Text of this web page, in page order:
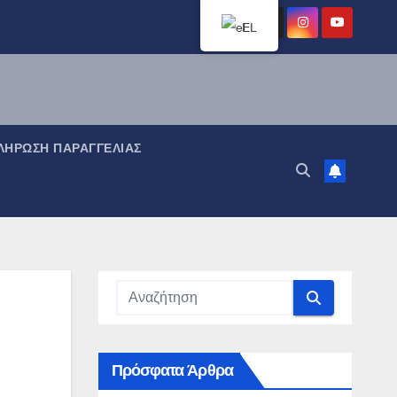
ΠΑΡΑΓΓΕΛΊΑΣ
Πρόσφατα Άρθρα
EL